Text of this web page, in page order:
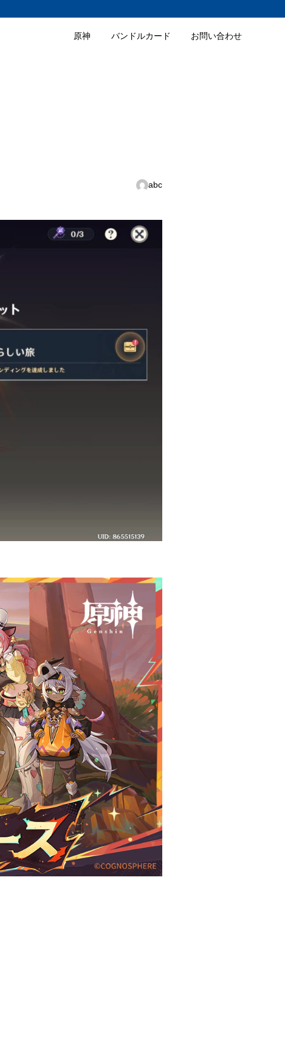
原神 バンドルカード お問い合わせ
abc